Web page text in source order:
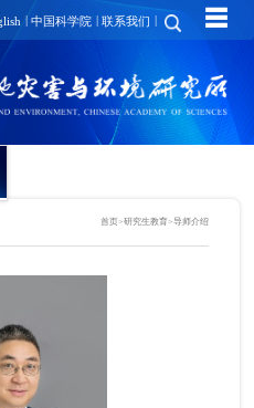
| 中国科学院 | 联系我们 | ☰
首页>研究生教育>导师介绍